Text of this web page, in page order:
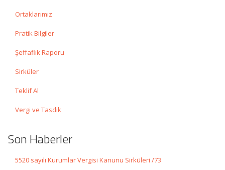
Ortaklarımız
Pratik Bilgiler
Şeffaflık Raporu
Sirküler
Teklif Al
Vergi ve Tasdik
Son Haberler
5520 sayılı Kurumlar Vergisi Kanunu Sirküleri /73